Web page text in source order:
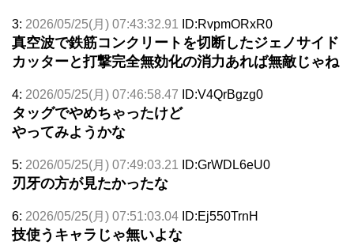
3: 2026/05/25(月) 07:43:32.91 ID:RvpmORxR0
真空波で鉄筋コンクリートを切断したジェノサイド
カッターと打撃完全無効化の消力あれば無敵じゃね
4: 2026/05/25(月) 07:46:58.47 ID:V4QrBgzg0
タッグでやめちゃったけど
やってみようかな
5: 2026/05/25(月) 07:49:03.21 ID:GrWDL6eU0
刃牙の方が見たかったな
6: 2026/05/25(月) 07:51:03.04 ID:Ej550TrnH
技使うキャラじゃ無いよな